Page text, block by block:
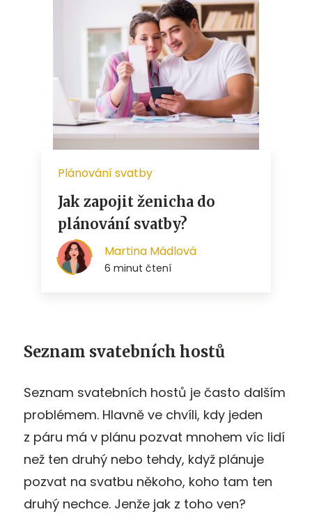
Seznam svatebních hostů
Seznam svatebních hostů je často dalším
problémem. Hlavně ve chvíli, kdy jeden
z páru má v plánu pozvat mnohem víc lidí
než ten druhý nebo tehdy, když plánuje
pozvat na svatbu někoho, koho tam ten
druhý nechce. Jenže jak z toho ven?